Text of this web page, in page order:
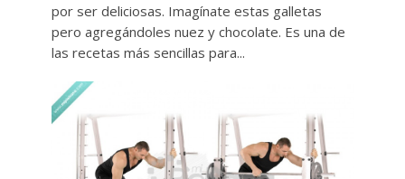
por ser deliciosas. Imagínate estas galletas
pero agregándoles nuez y chocolate. Es una de
las recetas más sencillas para...